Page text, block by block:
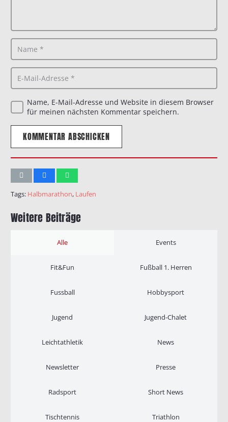
Name, E-Mail-Adresse und Website in diesem Browser
für meinen nächsten Kommentar speichern.
KOMMENTAR ABSCHICKEN
Tags: Halbmarathon, Laufen
Weitere Beiträge
Alle Events
Fit&Fun Fußball 1. Herren
Fussball Hobbysport
Jugend Jugend-Chalet
Leichtathletik News
Newsletter Presse
Radsport Short News
Tischtennis Triathlon